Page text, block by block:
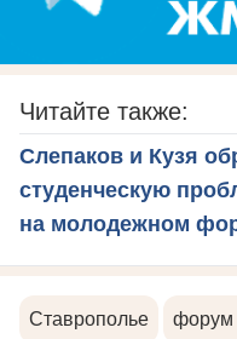
Читайте также:
Слепаков и Кузя
студенческую
на молодежном
Ставрополье